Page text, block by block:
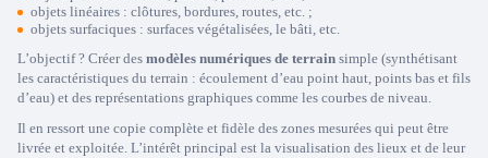
objets linéaires : clôtures, bordures, routes, etc. ;
objets surfaciques : surfaces végétalisées, le bâti, etc.
L’objectif ? Créer des modèles numériques de terrain simple (synthétisant
les caractéristiques du terrain : écoulement d’eau point haut, points bas et fils
d’eau) et des représentations graphiques comme les courbes de niveau.
Il en ressort une copie complète et fidèle des zones mesurées qui peut être
livrée et exploitée. L’intérêt principal est la visualisation des lieux et de leur